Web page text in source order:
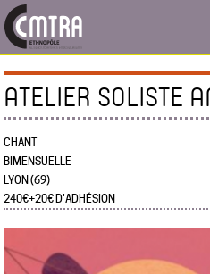
ATELIER SOLISTE
CHANT
BIMENSUELLE
LYON (69)
240€+20€ D'ADHÉSION